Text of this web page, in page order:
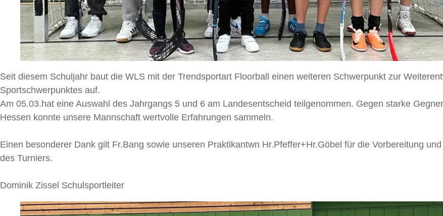
Seit diesem Schuljahr baut die WLS mit der Trendsportart Floorball einen weiteren Schwerpunkt zur
Sportschwerpunktes auf.
Am 05.03.hat eine Auswahl des Jahrgangs 5 und 6 am Landesentscheid teilgenommen. Gegen starke
Hessen konnte unsere Mannschaft wertvolle Erfahrungen sammeln.
Einen besonderer Dank gilt Fr.Bang sowie unseren Praktikantwn Hr.Pfeffer+Hr.Göbel für die Vorbereitung
des Turniers.
Dominik Zissel Schulsportleiter